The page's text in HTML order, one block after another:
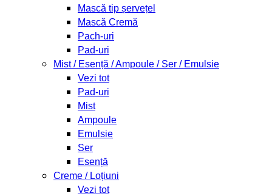
Mască tip șervețel
Mască Cremă
Pach-uri
Pad-uri
Mist / Esență / Ampoule / Ser / Emulsie
Vezi tot
Pad-uri
Mist
Ampoule
Emulsie
Ser
Esență
Creme / Loțiuni
Vezi tot